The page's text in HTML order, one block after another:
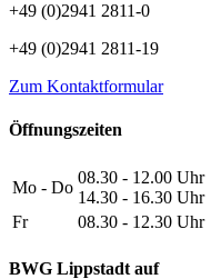
+49 (0)2941 2811-0
+49 (0)2941 2811-19
Zum Kontaktformular
Öffnungszeiten
Mo - Do
08.30 - 12.00 Uhr
14.30 - 16.30 Uhr
Fr
08.30 - 12.30 Uhr
BWG Lippstadt auf